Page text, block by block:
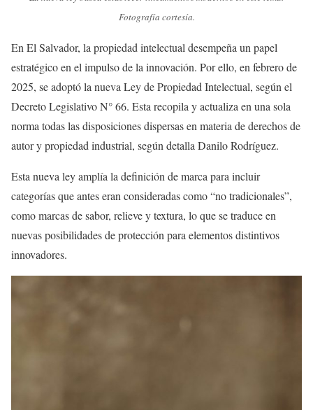
Fotografía cortesía.
En El Salvador, la propiedad intelectual desempeña un papel
estratégico en el impulso de la innovación. Por ello, en febrero de
2025, se adoptó la nueva Ley de Propiedad Intelectual, según el
Decreto Legislativo N° 66. Esta recopila y actualiza en una sola
norma todas las disposiciones dispersas en materia de derechos de
autor y propiedad industrial, según detalla Danilo Rodríguez.
Esta nueva ley amplía la definición de marca para incluir
categorías que antes eran consideradas como “no tradicionales”,
como marcas de sabor, relieve y textura, lo que se traduce en
nuevas posibilidades de protección para elementos distintivos
innovadores.